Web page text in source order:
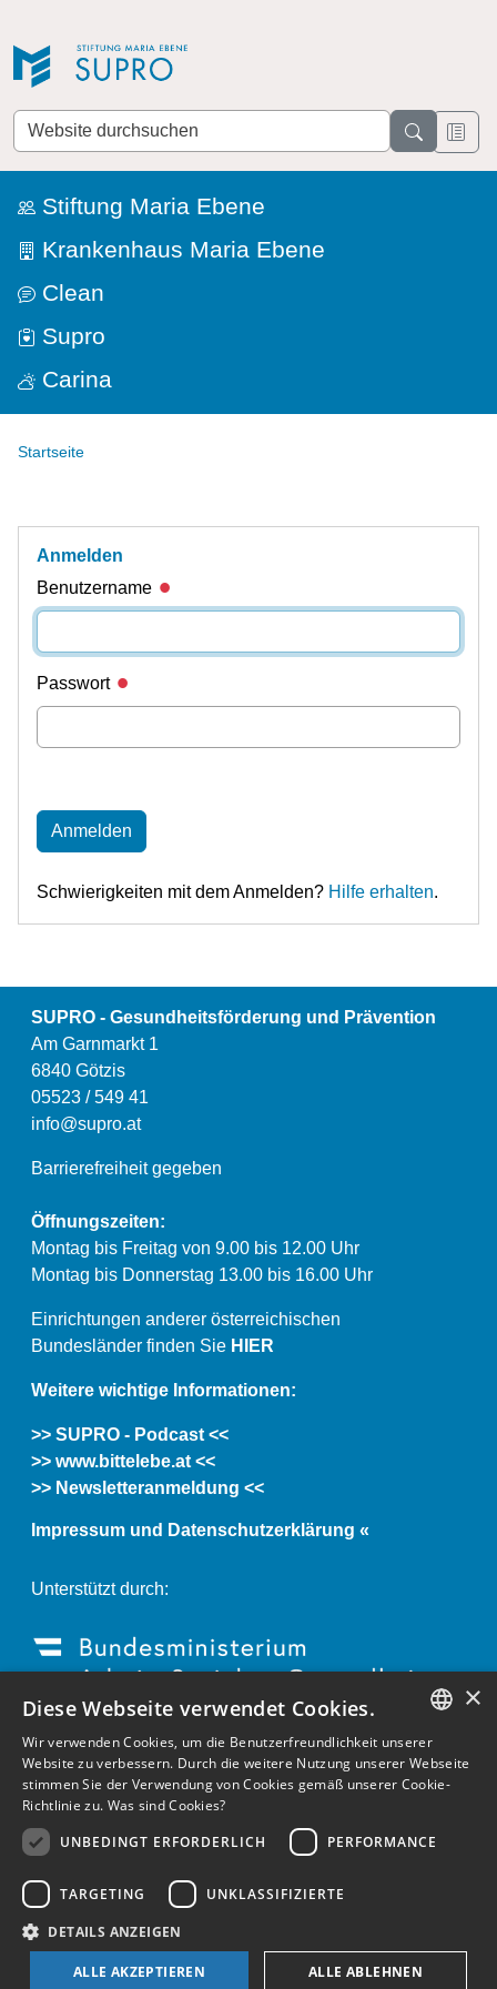
Website
durchsuchen
Stiftung Maria Ebene
Krankenhaus Maria Ebene
Clean
Supro
Carina
Startseite
Anmelden
Benutzername
Passwort
Anmelden
Schwierigkeiten mit dem Anmelden? Hilfe erhalten.
SUPRO - Gesundheitsförderung und Prävention
Am Garnmarkt 1
6840 Götzis
05523 / 549 41
info@supro.at
Barrierefreiheit gegeben
Öffnungszeiten:
Montag bis Freitag von 9.00 bis 12.00 Uhr
Montag bis Donnerstag 13.00 bis 16.00 Uhr
Einrichtungen anderer österreichischen
Bundesländer finden Sie HIER
Weitere wichtige Informationen:
>> SUPRO - Podcast <<
>> www.bittelebe.at <<
>> Newsletteranmeldung <<
Impressum und Datenschutzerklärung «
Unterstützt durch:
GERMAN
ENGLISH
×
Diese Webseite verwendet Cookies.
Wir verwenden Cookies, um die Benutzerfreundlichkeit unserer
Website zu verbessern. Durch die weitere Nutzung unserer Webseite
stimmen Sie der Verwendung von Cookies gemäß unserer Cookie-
Richtlinie zu. Was sind Cookies?
UNBEDINGT ERFORDERLICH
PERFORMANCE
TARGETING UNKLASSIFIZIERTE
DETAILS ANZEIGEN
ALLE AKZEPTIEREN ALLE ABLEHNEN